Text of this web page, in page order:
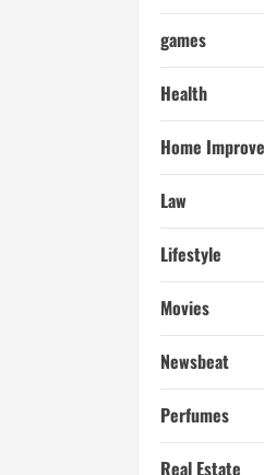
games
Health
Home
Law
Lifestyle
Movies
Newsbeat
Perfumes
Real Estate